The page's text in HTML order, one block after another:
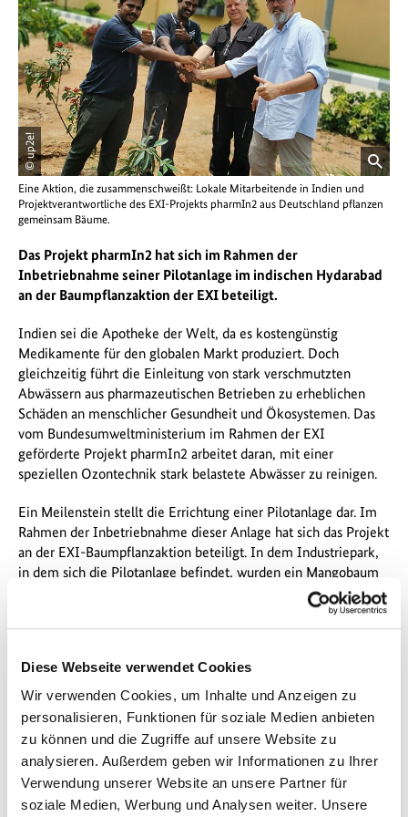
Diese Webseite verwendet Cookies
Wir verwenden Cookies, um Inhalte und Anzeigen zu
personalisieren, Funktionen für soziale Medien anbieten
zu können und die Zugriffe auf unsere Website zu
analysieren. Außerdem geben wir Informationen zu Ihrer
Verwendung unserer Website an unsere Partner für
soziale Medien, Werbung und Analysen weiter. Unsere
öffnet
Bild
in
vergrößerten
Darstellung
© up2e!
Eine Aktion, die zusammenschweißt: Lokale Mitarbeitende in Indien und
Projektverantwortliche des EXI-Projekts pharmIn2 aus Deutschland pflanzen
gemeinsam Bäume.
Das Projekt pharmIn2 hat sich im Rahmen der
Inbetriebnahme seiner Pilotanlage im indischen Hydarabad
an der Baumpflanzaktion der EXI beteiligt.
Indien sei die Apotheke der Welt, da es kostengünstig
Medikamente für den globalen Markt produziert. Doch
gleichzeitig führt die Einleitung von stark verschmutzten
Abwässern aus pharmazeutischen Betrieben zu erheblichen
Schäden an menschlicher Gesundheit und Ökosystemen. Das
vom Bundesumweltministerium im Rahmen der EXI
geförderte Projekt pharmIn2 arbeitet daran, mit einer
speziellen Ozontechnik stark belastete Abwässer zu reinigen.
Ein Meilenstein stellt die Errichtung einer Pilotanlage dar. Im
Rahmen der Inbetriebnahme dieser Anlage hat sich das Projekt
an der EXI-Baumpflanzaktion beteiligt. In dem Industriepark,
in dem sich die Pilotanlage befindet, wurden ein Mangobaum
sowie ein Breiapfelbaum als Symbole für die Hoffnung auf eine
weiterhin gute und enge Zusammenarbeit gepflanzt.
Hochschule für angewandte Wissenschaften Hof durchgeführt.
Ziel ist es, eine innovative Technologie zur Behandlung stark
belasteter Abwässer aus der pharmazeutischen Industrie in
Indien zu pilotieren. Die von der up2e! GmbH entwickelte
a3op®-Technologie nutzt Ozon zur effektiven Reinigung von
Abwässern, die toxische Chemikalien und Schwermetalle
enthalten. Zudem soll die Technologie an lokale Bedingungen
angepasst und ihre Wirksamkeit demonstriert werden. Dabei